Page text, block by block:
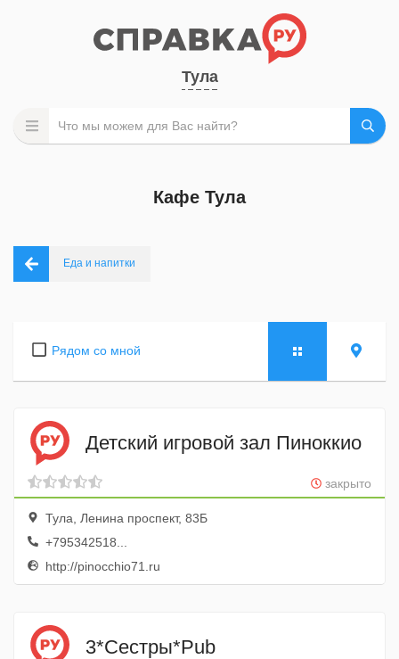
Тула
Кафе Тула
Еда и напитки
Рядом со мной
Детский игровой зал Пиноккио
закрыто
Тула, Ленина проспект, 83Б
+795342518...
http://pinocchio71.ru
3*Сестры*Pub